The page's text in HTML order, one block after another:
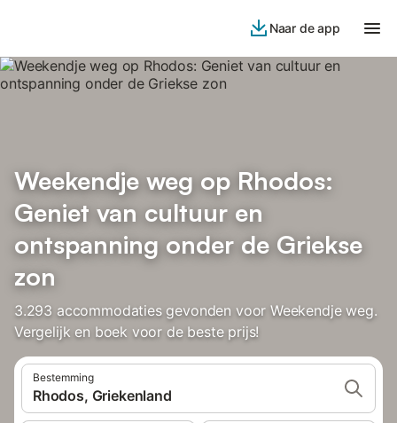
Naar de app
Weekendje weg op Rhodos:
Geniet van cultuur en
ontspanning onder de Griekse
zon
3.293 accommodaties gevonden voor Weekendje weg.
Vergelijk en boek voor de beste prijs!
Bestemming
Rhodos, Griekenland